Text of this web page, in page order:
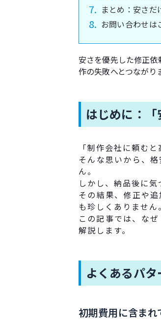
まとめ：安さだ
お問い合わせは
安さを優先した修正
作の失敗へとつながり
はじめに：
「制作会社に頼む
そんな思いから、
ん。
しかし、納品後に気
その結果、修正や
も珍しくありません。
この記事では、な
解説します。
よくあるパ
初期費用に含ま